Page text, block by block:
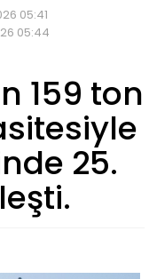
05:41
05:44
159 ton
25.